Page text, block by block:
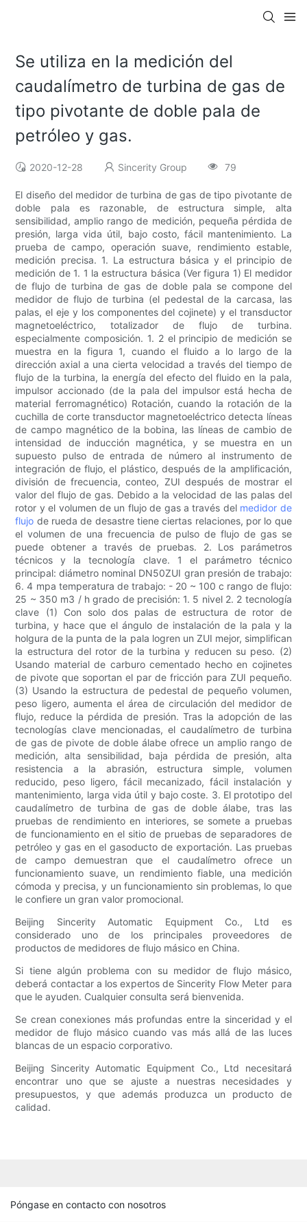
Se utiliza en la medición del
caudalímetro de turbina de gas de
tipo pivotante de doble pala de
petróleo y gas.
2020-12-28 Sincerity Group 79
El diseño del medidor de turbina de gas de tipo pivotante de
doble pala es razonable, de estructura simple, alta
sensibilidad, amplio rango de medición, pequeña pérdida de
presión, larga vida útil, bajo costo, fácil mantenimiento. La
prueba de campo, operación suave, rendimiento estable,
medición precisa. 1. La estructura básica y el principio de
medición de 1. 1 la estructura básica (Ver figura 1) El medidor
de flujo de turbina de gas de doble pala se compone del
medidor de flujo de turbina (el pedestal de la carcasa, las
palas, el eje y los componentes del cojinete) y el transductor
magnetoeléctrico, totalizador de flujo de turbina.
especialmente composición. 1. 2 el principio de medición se
muestra en la figura 1, cuando el fluido a lo largo de la
dirección axial a una cierta velocidad a través del tiempo de
flujo de la turbina, la energía del efecto del fluido en la pala,
impulsor accionado (de la pala del impulsor está hecha de
material ferromagnético) Rotación, cuando la rotación de la
cuchilla de corte transductor magnetoeléctrico detecta líneas
de campo magnético de la bobina, las líneas de cambio de
intensidad de inducción magnética, y se muestra en un
supuesto pulso de entrada de número al instrumento de
integración de flujo, el plástico, después de la amplificación,
división de frecuencia, conteo, ZUI después de mostrar el
valor del flujo de gas. Debido a la velocidad de las palas del
rotor y el volumen de un flujo de gas a través del medidor de
flujo de rueda de desastre tiene ciertas relaciones, por lo que
el volumen de una frecuencia de pulso de flujo de gas se
puede obtener a través de pruebas. 2. Los parámetros
técnicos y la tecnología clave. 1 el parámetro técnico
principal: diámetro nominal DN50ZUI gran presión de trabajo:
6. 4 mpa temperatura de trabajo: - 20 ~ 100 c rango de flujo:
25 ~ 350 m3 / h grado de precisión: 1. 5 nivel 2. 2 tecnología
clave (1) Con solo dos palas de estructura de rotor de
turbina, y hace que el ángulo de instalación de la pala y la
holgura de la punta de la pala logren un ZUI mejor, simplifican
la estructura del rotor de la turbina y reducen su peso. (2)
Usando material de carburo cementado hecho en cojinetes
de pivote que soportan el par de fricción para ZUI pequeño.
(3) Usando la estructura de pedestal de pequeño volumen,
peso ligero, aumenta el área de circulación del medidor de
flujo, reduce la pérdida de presión. Tras la adopción de las
tecnologías clave mencionadas, el caudalímetro de turbina
de gas de pivote de doble álabe ofrece un amplio rango de
medición, alta sensibilidad, baja pérdida de presión, alta
resistencia a la abrasión, estructura simple, volumen
reducido, peso ligero, fácil mecanizado, fácil instalación y
mantenimiento, larga vida útil y bajo coste. 3. El prototipo del
caudalímetro de turbina de gas de doble álabe, tras las
pruebas de rendimiento en interiores, se somete a pruebas
de funcionamiento en el sitio de pruebas de separadores de
petróleo y gas en el gasoducto de exportación. Las pruebas
de campo demuestran que el caudalímetro ofrece un
funcionamiento suave, un rendimiento fiable, una medición
cómoda y precisa, y un funcionamiento sin problemas, lo que
le confiere un gran valor promocional.
Beijing Sincerity Automatic Equipment Co., Ltd es
considerado uno de los principales proveedores de
productos de medidores de flujo másico en China.
Si tiene algún problema con su medidor de flujo másico,
deberá contactar a los expertos de Sincerity Flow Meter para
que le ayuden. Cualquier consulta será bienvenida.
Se crean conexiones más profundas entre la sinceridad y el
medidor de flujo másico cuando vas más allá de las luces
blancas de un espacio corporativo.
Beijing Sincerity Automatic Equipment Co., Ltd necesitará
encontrar uno que se ajuste a nuestras necesidades y
presupuestos, y que además produzca un producto de
calidad.
Póngase en contacto con nosotros